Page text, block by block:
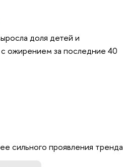
доля детей и
ожирением за последние 40
сильного проявления тренда